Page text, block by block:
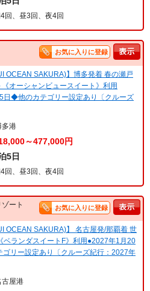
回、昼3回、夜4回
お気に入りに登録
OCEAN SAKURA)】博多発着 春の瀬戸
オーシャンビュースイート》利用
日◆他のカテゴリー設定あり〔クルーズ
多港
～477,000円
5日
回、昼3回、夜4回
ート お気に入りに登録
OCEAN SAKURA)】 名古屋発/那覇着 世
ベランダスイートF》利用●2027年1月20
リー設定あり〔クルーズ紀行：2027年
古屋港